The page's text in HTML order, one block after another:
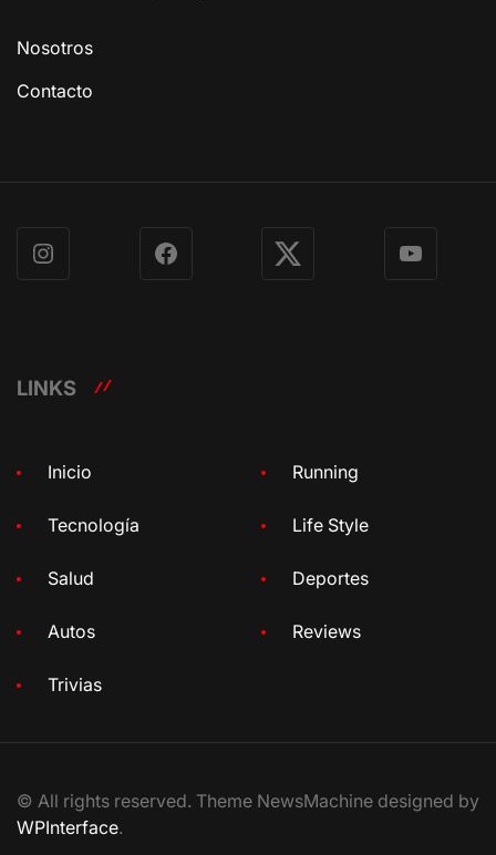
Nosotros
Contacto
Instagram Facebook X YouTube
LINKS
Inicio Running
Tecnología Life Style
Salud Deportes
Autos Reviews
Trivias
© All rights reserved. Theme NewsMachine designed by
WPInterface.